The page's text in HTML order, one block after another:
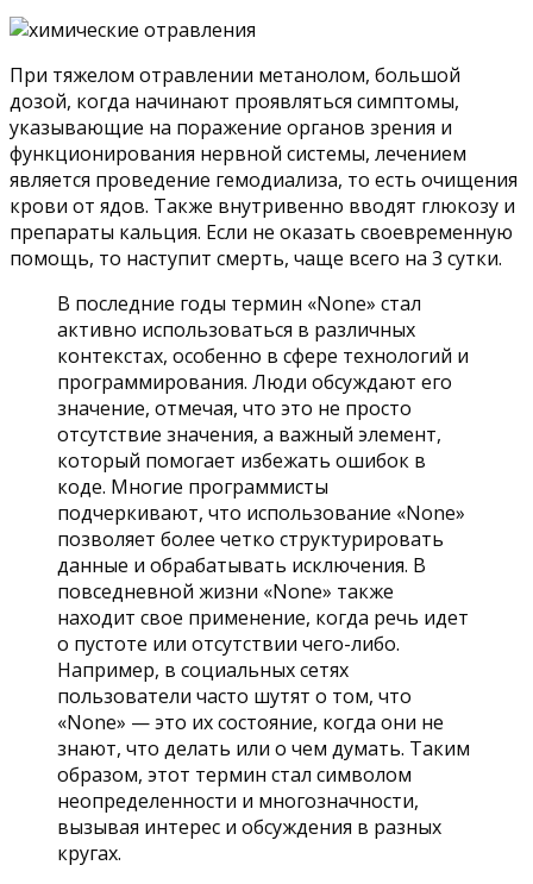
При тяжелом отравлении метанолом, большой
дозой, когда начинают проявляться симптомы,
указывающие на поражение органов зрения и
функционирования нервной системы, лечением
является проведение гемодиализа, то есть очищения
крови от ядов. Также внутривенно вводят глюкозу и
препараты кальция. Если не оказать своевременную
помощь, то наступит смерть, чаще всего на 3 сутки.
В последние годы термин «None» стал
активно использоваться в различных
контекстах, особенно в сфере технологий и
программирования. Люди обсуждают его
значение, отмечая, что это не просто
отсутствие значения, а важный элемент,
который помогает избежать ошибок в
коде. Многие программисты
подчеркивают, что использование «None»
позволяет более четко структурировать
данные и обрабатывать исключения. В
повседневной жизни «None» также
находит свое применение, когда речь идет
о пустоте или отсутствии чего-либо.
Например, в социальных сетях
пользователи часто шутят о том, что
«None» — это их состояние, когда они не
знают, что делать или о чем думать. Таким
образом, этот термин стал символом
неопределенности и многозначности,
вызывая интерес и обсуждения в разных
кругах.